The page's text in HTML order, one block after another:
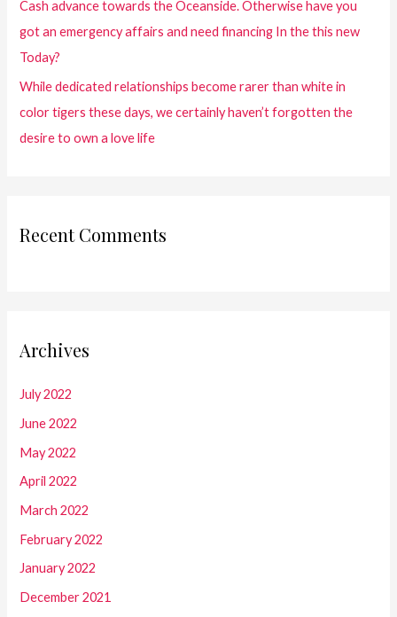
Cash advance towards the Oceanside. Otherwise have you
got an emergency affairs and need financing In the this new
Today?
While dedicated relationships become rarer than white in
color tigers these days, we certainly haven’t forgotten the
desire to own a love life
Recent Comments
Archives
July 2022
June 2022
May 2022
April 2022
March 2022
February 2022
January 2022
December 2021